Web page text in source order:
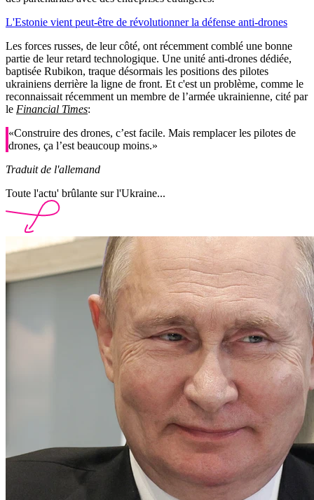
L'Estonie vient peut-être de révolutionner la défense anti-drones
Les forces russes, de leur côté, ont récemment comblé une bonne
partie de leur retard technologique. Une unité anti-drones dédiée,
baptisée Rubikon, traque désormais les positions des pilotes
ukrainiens derrière la ligne de front. Et c'est un problème, comme le
reconnaissait récemment un membre de l’armée ukrainienne, cité par
le Financial Times:
«Construire des drones, c’est facile. Mais remplacer les pilotes de
drones, ça l’est beaucoup moins.»
Traduit de l'allemand
Toute l'actu' brûlante sur l'Ukraine...